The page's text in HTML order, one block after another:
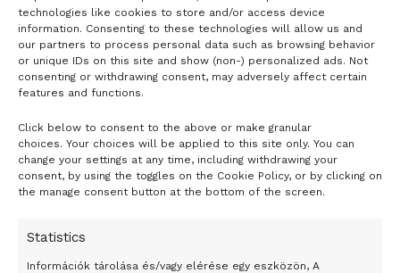
technologies like cookies to store and/or access device
information. Consenting to these technologies will allow us and
our partners to process personal data such as browsing behavior
or unique IDs on this site and show (non-) personalized ads. Not
consenting or withdrawing consent, may adversely affect certain
features and functions.
Click below to consent to the above or make granular
choices. Your choices will be applied to this site only. You can
change your settings at any time, including withdrawing your
consent, by using the toggles on the Cookie Policy, or by clicking on
the manage consent button at the bottom of the screen.
Statistics
Információk tárolása és/vagy elérése egy eszközön, A
- H I R D E T É S -